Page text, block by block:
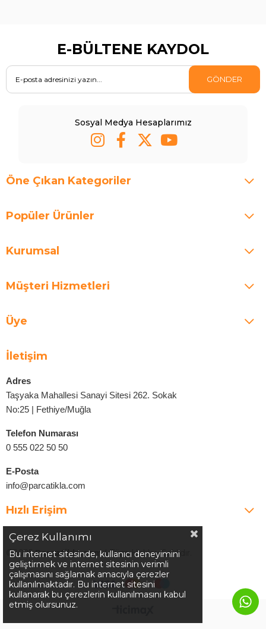
E-BÜLTENE KAYDOL
GÖNDER
Sosyal Medya Hesaplarımız
Öne Çıkan Kategoriler
Popüler Ürünler
Kurumsal
Müşteri Hizmetleri
Üye
İletişim
Adres
Taşyaka Mahallesi Sanayi Sitesi 262. Sokak
No:25 | Fethiye/Muğla
Telefon Numarası
0 555 022 50 50
E-Posta
info@parcatikla.com
Hızlı Erişim
©2025Parcatikla.com| Tüm Hakları Saklıdır.
Çerez Kullanımı
Bu internet sitesinde, kullanıcı deneyimini
geliştirmek ve internet sitesinin verimli
çalışmasını sağlamak amacıyla çerezler
kullanılmaktadır. Bu internet sitesini
kullanarak bu çerezlerin kullanılmasını kabul
etmiş olursunuz.